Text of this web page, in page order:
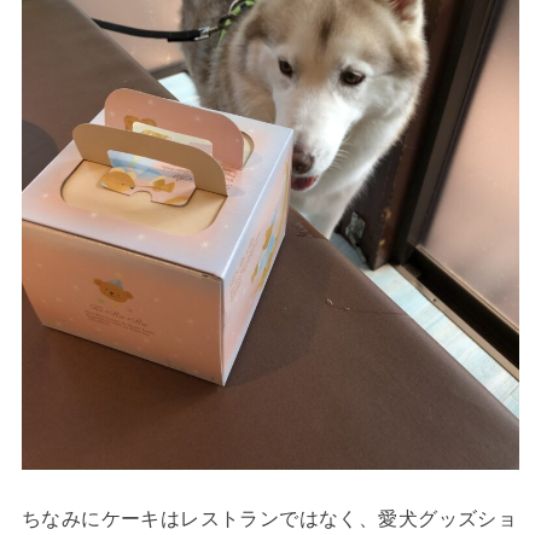
ちなみにケーキはレストランではなく、愛犬グッズショ